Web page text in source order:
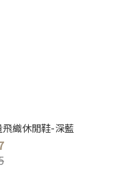
飛織休閒鞋-深藍